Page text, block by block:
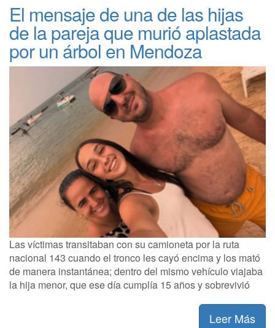
El mensaje de una de las hijas
de la pareja que murió aplastada
por un árbol en Mendoza
Las víctimas transitaban con su camioneta por la ruta
nacional 143 cuando el tronco les cayó encima y los mató
de manera instantánea; dentro del mismo vehículo viajaba
la hija menor, que ese día cumplía 15 años y sobrevivió
Leer Más